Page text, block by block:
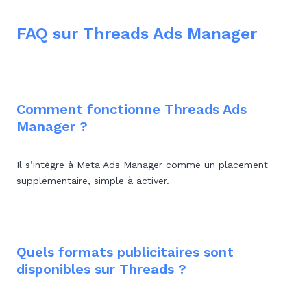
FAQ sur Threads Ads Manager
Comment fonctionne Threads Ads
Manager ?
Il s’intègre à Meta Ads Manager comme un placement
supplémentaire, simple à activer.
Quels formats publicitaires sont
disponibles sur Threads ?